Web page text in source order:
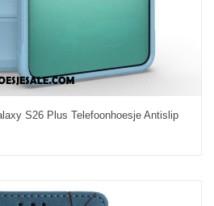
S26 Plus Telefoonhoesje Antislip